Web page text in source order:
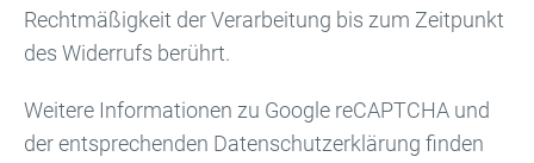
Rechtmäßigkeit der Verarbeitung bis zum Zeitpunkt
des Widerrufs berührt.
Weitere Informationen zu Google reCAPTCHA und
der entsprechenden Datenschutzerklärung finden